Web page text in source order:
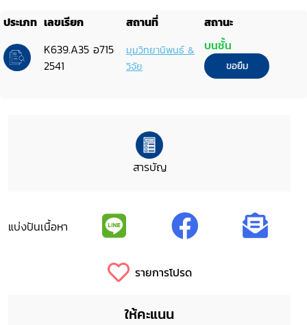
ประเภท เลขเรียก สถานที่
สถานะ
K639.A35 อ715
2541
มุมวิทยานิพนธ์ &
วิจัย
บนชั้น
ขอยืม
สารบัญ
แบ่งปันเนื้อหา
รายการโปรด
ให้คะแนน